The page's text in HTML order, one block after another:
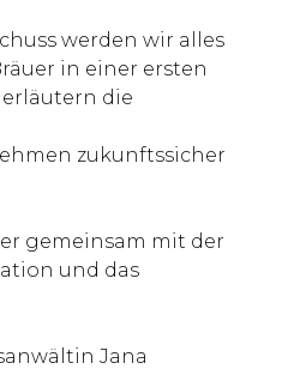
werden wir alles
in einer ersten
die
zukunftssicher
gemeinsam mit der
und das
Jana